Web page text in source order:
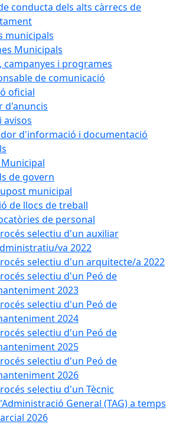
conducta dels alts càrrecs de
municipals
Municipals
campanyes i programes
de comunicació
oficial
d'anuncis
avisos
d'informació i documentació
Municipal
de govern
municipal
de llocs de treball
de personal
selectiu d'un auxiliar
va 2022
selectiu d'un arquitecte/a 2022
selectiu d'un Peó de
2023
selectiu d'un Peó de
2024
selectiu d'un Peó de
2025
selectiu d'un Peó de
2026
selectiu d'un Tècnic
General (TAG) a temps
2026